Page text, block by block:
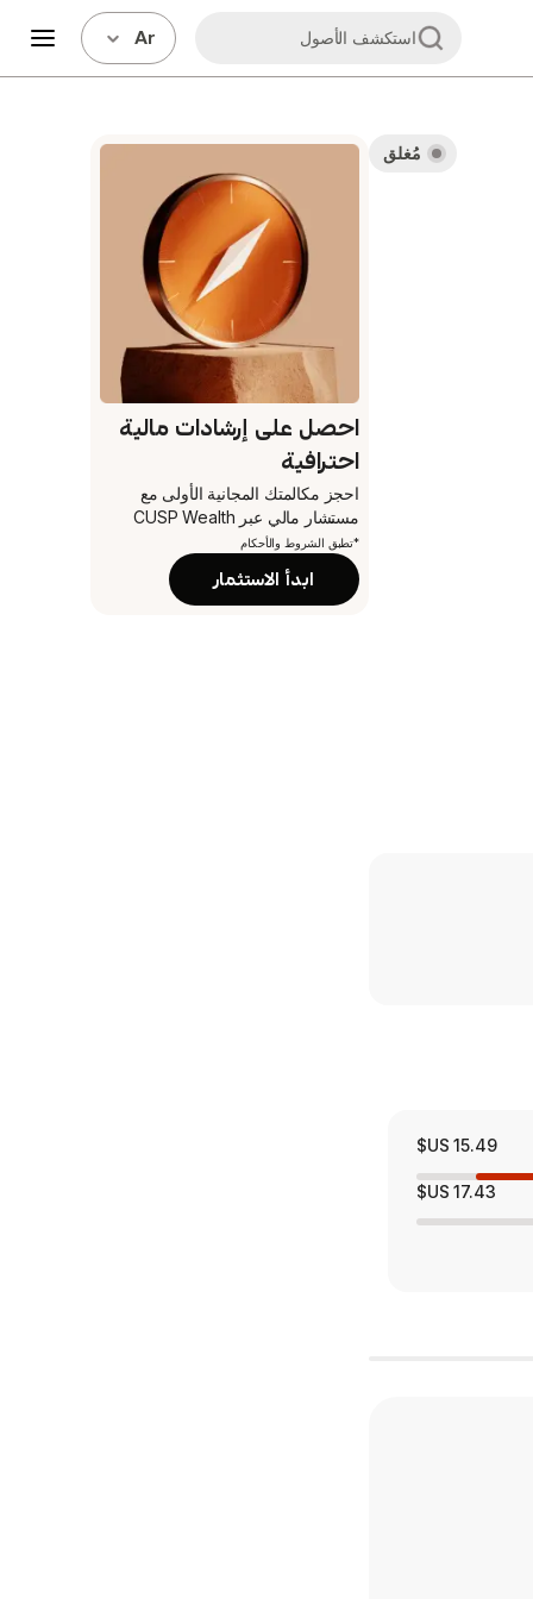
استكشف الأصول Ar
مُغلق
15.49 US$
17.43 US$
احصل على إرشادات مالية
احترافية
احجز مكالمتك المجانية الأولى مع
مستشار مالي عبر CUSP Wealth
*تطبق الشروط والأحكام
ابدأ الاستثمار